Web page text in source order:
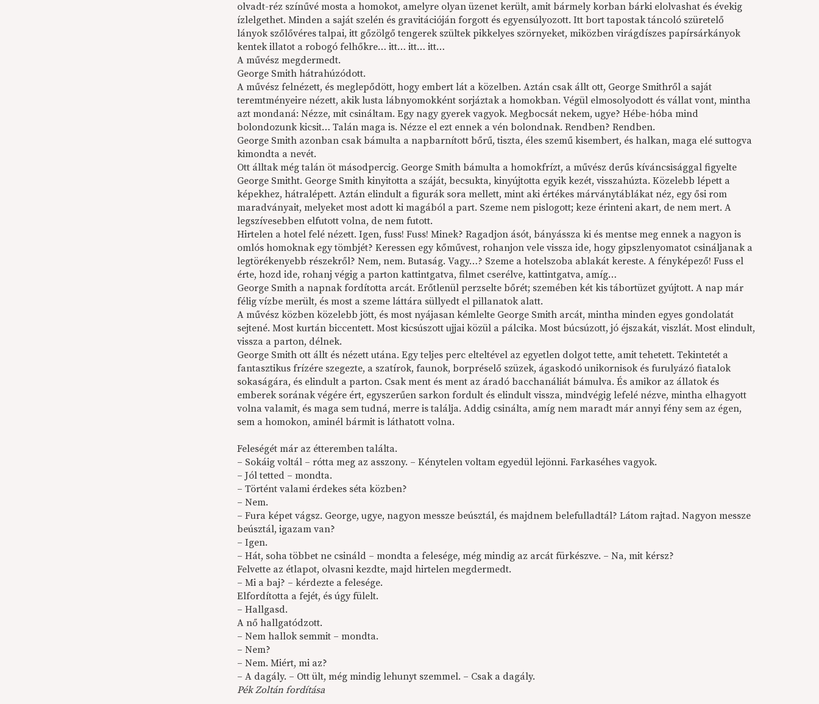
olvadt-réz színűvé mosta a homokot, amelyre olyan üzenet került, amit bármely korban bárki elolvashat és évekig
ízlelgethet. Minden a saját szelén és gravitációján forgott és egyensúlyozott. Itt bort tapostak táncoló szüretelő
lányok szőlővéres talpai, itt gőzölgő tengerek szültek pikkelyes szörnyeket, miközben virágdíszes papírsárkányok
kentek illatot a robogó felhőkre… itt… itt… itt…
A művész megdermedt.
George Smith hátrahúzódott.
A művész felnézett, és meglepődött, hogy embert lát a közelben. Aztán csak állt ott, George Smithről a saját
teremtményeire nézett, akik lusta lábnyomokként sorjáztak a homokban. Végül elmosolyodott és vállat vont, mintha
azt mondaná: Nézze, mit csináltam. Egy nagy gyerek vagyok. Megbocsát nekem, ugye? Hébe-hóba mind
bolondozunk kicsit… Talán maga is. Nézze el ezt ennek a vén bolondnak. Rendben? Rendben.
George Smith azonban csak bámulta a napbarnított bőrű, tiszta, éles szemű kisembert, és halkan, maga elé suttogva
kimondta a nevét.
Ott álltak még talán öt másodpercig. George Smith bámulta a homokfrízt, a művész derűs kíváncsisággal figyelte
George Smitht. George Smith kinyitotta a száját, becsukta, kinyújtotta egyik kezét, visszahúzta. Közelebb lépett a
képekhez, hátralépett. Aztán elindult a figurák sora mellett, mint aki értékes márványtáblákat néz, egy ősi rom
maradványait, melyeket most adott ki magából a part. Szeme nem pislogott; keze érinteni akart, de nem mert. A
legszívesebben elfutott volna, de nem futott.
Hirtelen a hotel felé nézett. Igen, fuss! Fuss! Minek? Ragadjon ásót, bányássza ki és mentse meg ennek a nagyon is
omlós homoknak egy tömbjét? Keressen egy kőművest, rohanjon vele vissza ide, hogy gipszlenyomatot csináljanak a
legtörékenyebb részekről? Nem, nem. Butaság. Vagy…? Szeme a hotelszoba ablakát kereste. A fényképező! Fuss el
érte, hozd ide, rohanj végig a parton kattintgatva, filmet cserélve, kattintgatva, amíg…
George Smith a napnak fordította arcát. Erőtlenül perzselte bőrét; szemében két kis tábortüzet gyújtott. A nap már
félig vízbe merült, és most a szeme láttára süllyedt el pillanatok alatt.
A művész közben közelebb jött, és most nyájasan kémlelte George Smith arcát, mintha minden egyes gondolatát
sejtené. Most kurtán biccentett. Most kicsúszott ujjai közül a pálcika. Most búcsúzott, jó éjszakát, viszlát. Most elindult,
vissza a parton, délnek.
George Smith ott állt és nézett utána. Egy teljes perc elteltével az egyetlen dolgot tette, amit tehetett. Tekintetét a
fantasztikus frízére szegezte, a szatírok, faunok, borpréselő szüzek, ágaskodó unikornisok és furulyázó fiatalok
sokaságára, és elindult a parton. Csak ment és ment az áradó bacchanáliát bámulva. És amikor az állatok és
emberek sorának végére ért, egyszerűen sarkon fordult és elindult vissza, mindvégig lefelé nézve, mintha elhagyott
volna valamit, és maga sem tudná, merre is találja. Addig csinálta, amíg nem maradt már annyi fény sem az égen,
sem a homokon, aminél bármit is láthatott volna.
Feleségét már az étteremben találta.
– Sokáig voltál – rótta meg az asszony. – Kénytelen voltam egyedül lejönni. Farkaséhes vagyok.
– Jól tetted – mondta.
– Történt valami érdekes séta közben?
– Nem.
– Fura képet vágsz. George, ugye, nagyon messze beúsztál, és majdnem belefulladtál? Látom rajtad. Nagyon messze
beúsztál, igazam van?
– Igen.
– Hát, soha többet ne csináld – mondta a felesége, még mindig az arcát fürkészve. – Na, mit kérsz?
Felvette az étlapot, olvasni kezdte, majd hirtelen megdermedt.
– Mi a baj? – kérdezte a felesége.
Elfordította a fejét, és úgy fülelt.
– Hallgasd.
A nő hallgatódzott.
– Nem hallok semmit – mondta.
– Nem?
– Nem. Miért, mi az?
– A dagály. – Ott ült, még mindig lehunyt szemmel. – Csak a dagály.
Pék Zoltán fordítása